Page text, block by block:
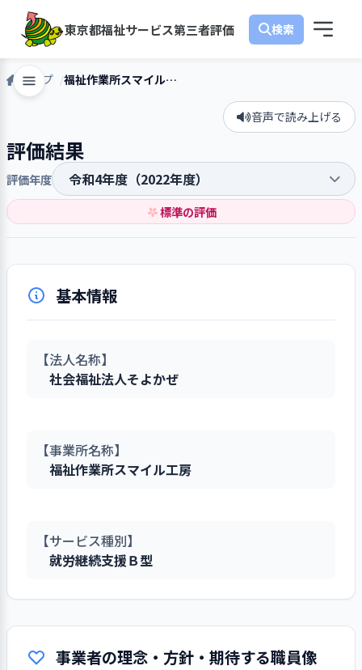
東京都福祉サービス第三者評価
トップ 福祉作業所スマイル工房
音声で読み上げる
評価結果
評価年度
標準の評価
基本情報
【法人名称】
社会福祉法人そよかぜ
【事業所名称】
福祉作業所スマイル工房
【サービス種別】
就労継続支援Ｂ型
事業者の理念・方針・期待する職員像